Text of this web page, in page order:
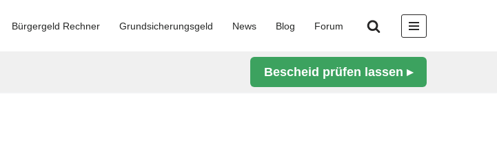
Bürgergeld Rechner Grundsicherungsgeld News Blog Forum
Bescheid prüfen lassen ▸